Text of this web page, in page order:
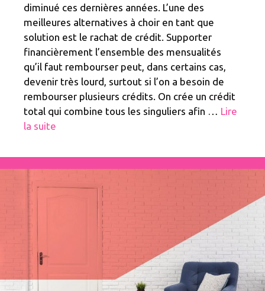
diminué ces dernières années. L’une des
meilleures alternatives à choir en tant que
solution est le rachat de crédit. Supporter
financièrement l’ensemble des mensualités
qu’il faut rembourser peut, dans certains cas,
devenir très lourd, surtout si l’on a besoin de
rembourser plusieurs crédits. On crée un crédit
total qui combine tous les singuliers afin … Lire
la suite